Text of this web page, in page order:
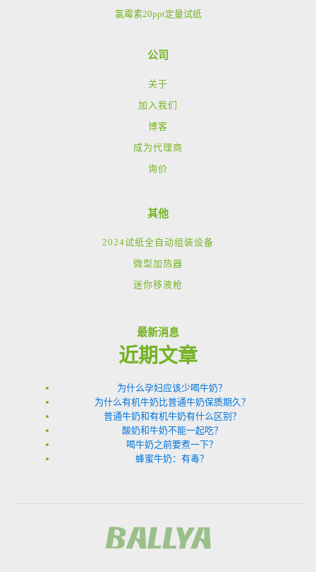
氯霉素20ppt定量试纸
公司
关于
加入我们
博客
成为代理商
询价
其他
2024试纸全自动组装设备
微型加热器
迷你移液枪
最新消息
近期文章
为什么孕妇应该少喝牛奶？
为什么有机牛奶比普通牛奶保质期久？
普通牛奶和有机牛奶有什么区别？
酸奶和牛奶不能一起吃？
喝牛奶之前要煮一下？
蜂蜜牛奶：有毒？